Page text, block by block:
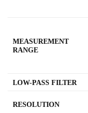
MEASUREMENT
RANGE
LOW-PASS FILTER
RESOLUTION